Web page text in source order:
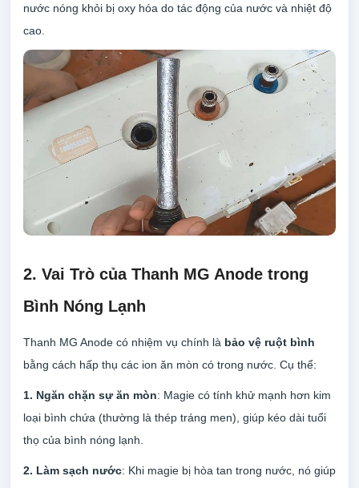
nước nóng khỏi bị oxy hóa do tác động của nước và nhiệt độ
cao.
2. Vai Trò của Thanh MG Anode trong
Bình Nóng Lạnh
Thanh MG Anode có nhiệm vụ chính là bảo vệ ruột bình
bằng cách hấp thụ các ion ăn mòn có trong nước. Cụ thể:
1. Ngăn chặn sự ăn mòn: Magie có tính khử mạnh hơn kim
loại bình chứa (thường là thép tráng men), giúp kéo dài tuổi
thọ của bình nóng lạnh.
2. Làm sạch nước: Khi magie bị hòa tan trong nước, nó giúp